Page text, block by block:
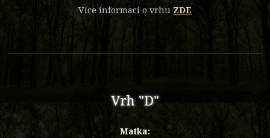
Více informací o vrhu ZDE
Vrh "D"
Matka: